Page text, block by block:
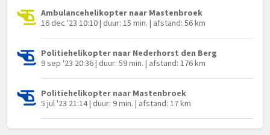
Ambulancehelikopter naar Mastenbroek
16 dec '23 10:10 | duur: 15 min. | afstand: 56 km
Politiehelikopter naar Nederhorst den Berg
9 sep '23 20:36 | duur: 59 min. | afstand: 176 km
Politiehelikopter naar Mastenbroek
5 jul '23 21:14 | duur: 9 min. | afstand: 17 km